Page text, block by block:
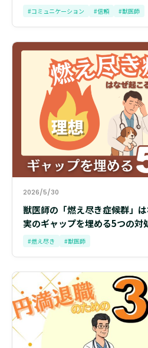
#コミュニケーション #信頼 #獣医師
2026/5/30
獣医師の「燃え尽き症候群」
実のギャップを埋める5つの対
#燃え尽き #獣医師